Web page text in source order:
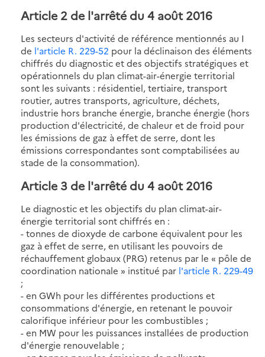
Article 2 de l'arrêté du 4 août 2016
Les secteurs d'activité de référence mentionnés au I
de l'article R. 229-52 pour la déclinaison des éléments
chiffrés du diagnostic et des objectifs stratégiques et
opérationnels du plan climat-air-énergie territorial
sont les suivants : résidentiel, tertiaire, transport
routier, autres transports, agriculture, déchets,
industrie hors branche énergie, branche énergie (hors
production d'électricité, de chaleur et de froid pour
les émissions de gaz à effet de serre, dont les
émissions correspondantes sont comptabilisées au
stade de la consommation).
Article 3 de l'arrêté du 4 août 2016
Le diagnostic et les objectifs du plan climat-air-
énergie territorial sont chiffrés en :
- tonnes de dioxyde de carbone équivalent pour les
gaz à effet de serre, en utilisant les pouvoirs de
réchauffement globaux (PRG) retenus par le « pôle de
coordination nationale » institué par l'article R. 229-49
;
- en GWh pour les différentes productions et
consommations d'énergie, en retenant le pouvoir
calorifique inférieur pour les combustibles ;
- en MW pour les puissances installées de production
d'énergie renouvelable ;